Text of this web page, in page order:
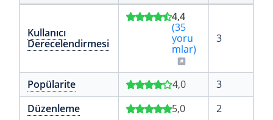
Kullanıcı
Derecelendirmesi
4,4
(35
yoru
mlar)
3
Popülarite 4,0
3
Düzenleme
5,0
2